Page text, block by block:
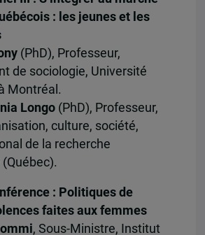
: les jeunes et les
(PhD), Professeur,
de sociologie, Université
Montréal.
Longo(PhD), Professeur,
culture, société,
de la recherche
: Politiques de
faites aux femmes
, Sous-Ministre, Institut